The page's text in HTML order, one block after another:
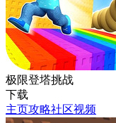
极限登塔挑战
下载
主页攻略社区视频